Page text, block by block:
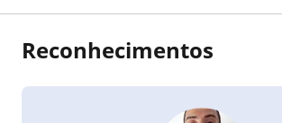
Reconhecimentos